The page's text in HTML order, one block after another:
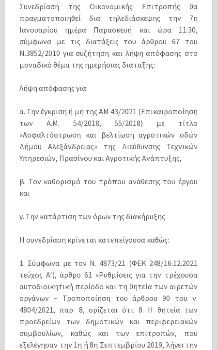
Συνεδρίαση της Οικονομικής Επιτροπής θα
πραγματοποιηθεί δια τηλεδιάσκεψης την 7η
Ιανουαρίου ημέρα Παρασκευή και ώρα 11:30,
σύμφωνα με τις διατάξεις του άρθρου 67 του
Ν.3852/2010 για συζήτηση και λήψη απόφασης στο
μοναδικό θέμα της ημερήσιας διάταξης:
Λήψη απόφασης για:
α. Την έγκριση ή μη της ΑΜ 43/2021 (Επικαιροποίηση
των Α.Μ. 54/2018, 55/2018) με τίτλο
«Ασφαλτόστρωση και βελτίωση αγροτικών οδών
Δήμου Αλεξάνδρειας» της Διεύθυνσης Τεχνικών
Υπηρεσιών, Πρασίνου και Αγροτικής Ανάπτυξης,
β. Τον καθορισμό του τρόπου ανάθεσης του έργου
και
γ. Την κατάρτιση των όρων της διακήρυξης.
Η συνεδρίαση κρίνεται κατεπείγουσα καθώς:
1. Σύμφωνα με τον Ν. 4873/21 (ΦΕΚ 248/16.12.2021
τεύχος Α‘), άρθρο 61 «Ρυθμίσεις για την τρέχουσα
αυτοδιοικητική περίοδο και τη θητεία των αιρετών
οργάνων – Τροποποίηση του άρθρου 90 του ν.
4804/2021, παρ. 8, ορίζεται ότι: 8. Η θητεία των
προεδρείων των δημοτικών και περιφερειακών
συμβουλίων, καθώς και των επιτροπών, που
εξελέγησαν την 1η ή 8η Σεπτεμβρίου 2019, λήγει την